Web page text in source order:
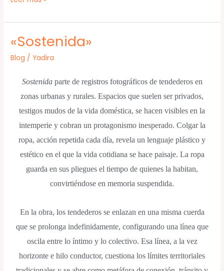
«Sostenida»
Blog / Yadira
Sostenidaparte de registros fotográficos de tendederos en
zonas urbanas y rurales. Espacios que suelen ser privados,
testigos mudos de la vida doméstica, se hacen visibles en la
intemperie y cobran un protagonismo inesperado. Colgar la
ropa, acción repetida cada día, revela un lenguaje plástico y
estético en el que la vida cotidiana se hace paisaje. La ropa
guarda en sus pliegues el tiempo de quienes la habitan,
convirtiéndose en memoria suspendida.
En la obra, los tendederos se enlazan en una misma cuerda
que se prolonga indefinidamente, configurando una línea que
oscila entre lo íntimo y lo colectivo. Esa línea, a la vez
horizonte e hilo conductor, cuestiona los límites territoriales
«Sostenida»